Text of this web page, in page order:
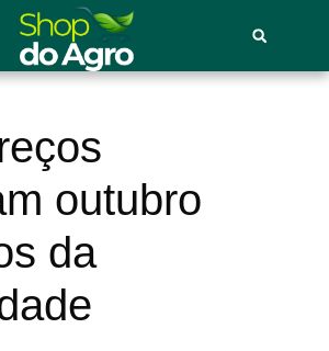
outubro
da